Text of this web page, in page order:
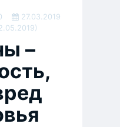
27.03.2019
–